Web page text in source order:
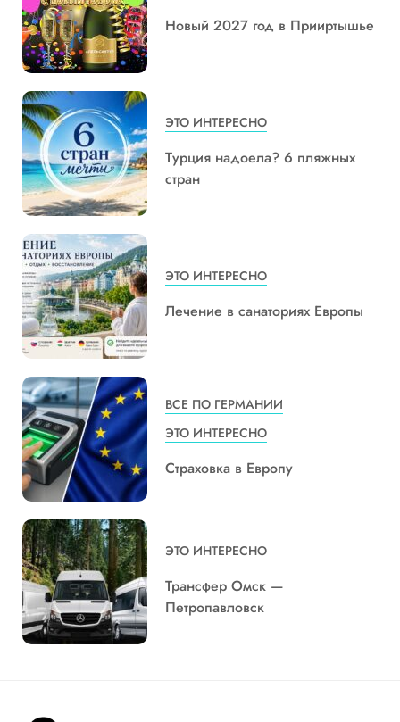
Новый 2027 год в Прииртышье
ЭТО ИНТЕРЕСНО
Турция надоела? 6 пляжных
стран
ЭТО ИНТЕРЕСНО
Лечение в санаториях Европы
ВСЕ ПО ГЕРМАНИИ
ЭТО ИНТЕРЕСНО
Страховка в Европу
ЭТО ИНТЕРЕСНО
Трансфер Омск —
Петропавловск